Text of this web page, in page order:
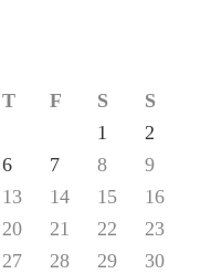
T F S
S
1
2
6 7 8
9
13 14 15
16
20 21 22
23
27 28 29
30